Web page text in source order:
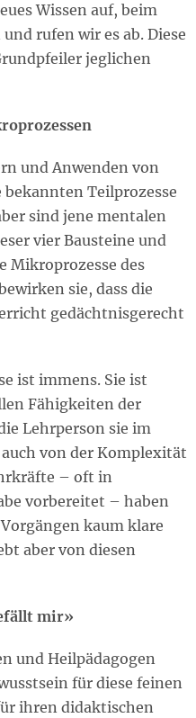
Wissen auf, beim
rufen wir es ab. Diese
jeglichen
und Anwenden von
Teilprozesse
sind jene mentalen
vier Bausteine und
Mikroprozesse des
sie, dass die
gedächtnisgerecht
ist immens. Sie ist
Fähigkeiten der
Lehrperson sie im
von der Komplexität
– oft in
vorbereitet – haben
kaum klare
aber von diesen
mir»
und Heilpädagogen
für diese feinen
ihren didaktischen